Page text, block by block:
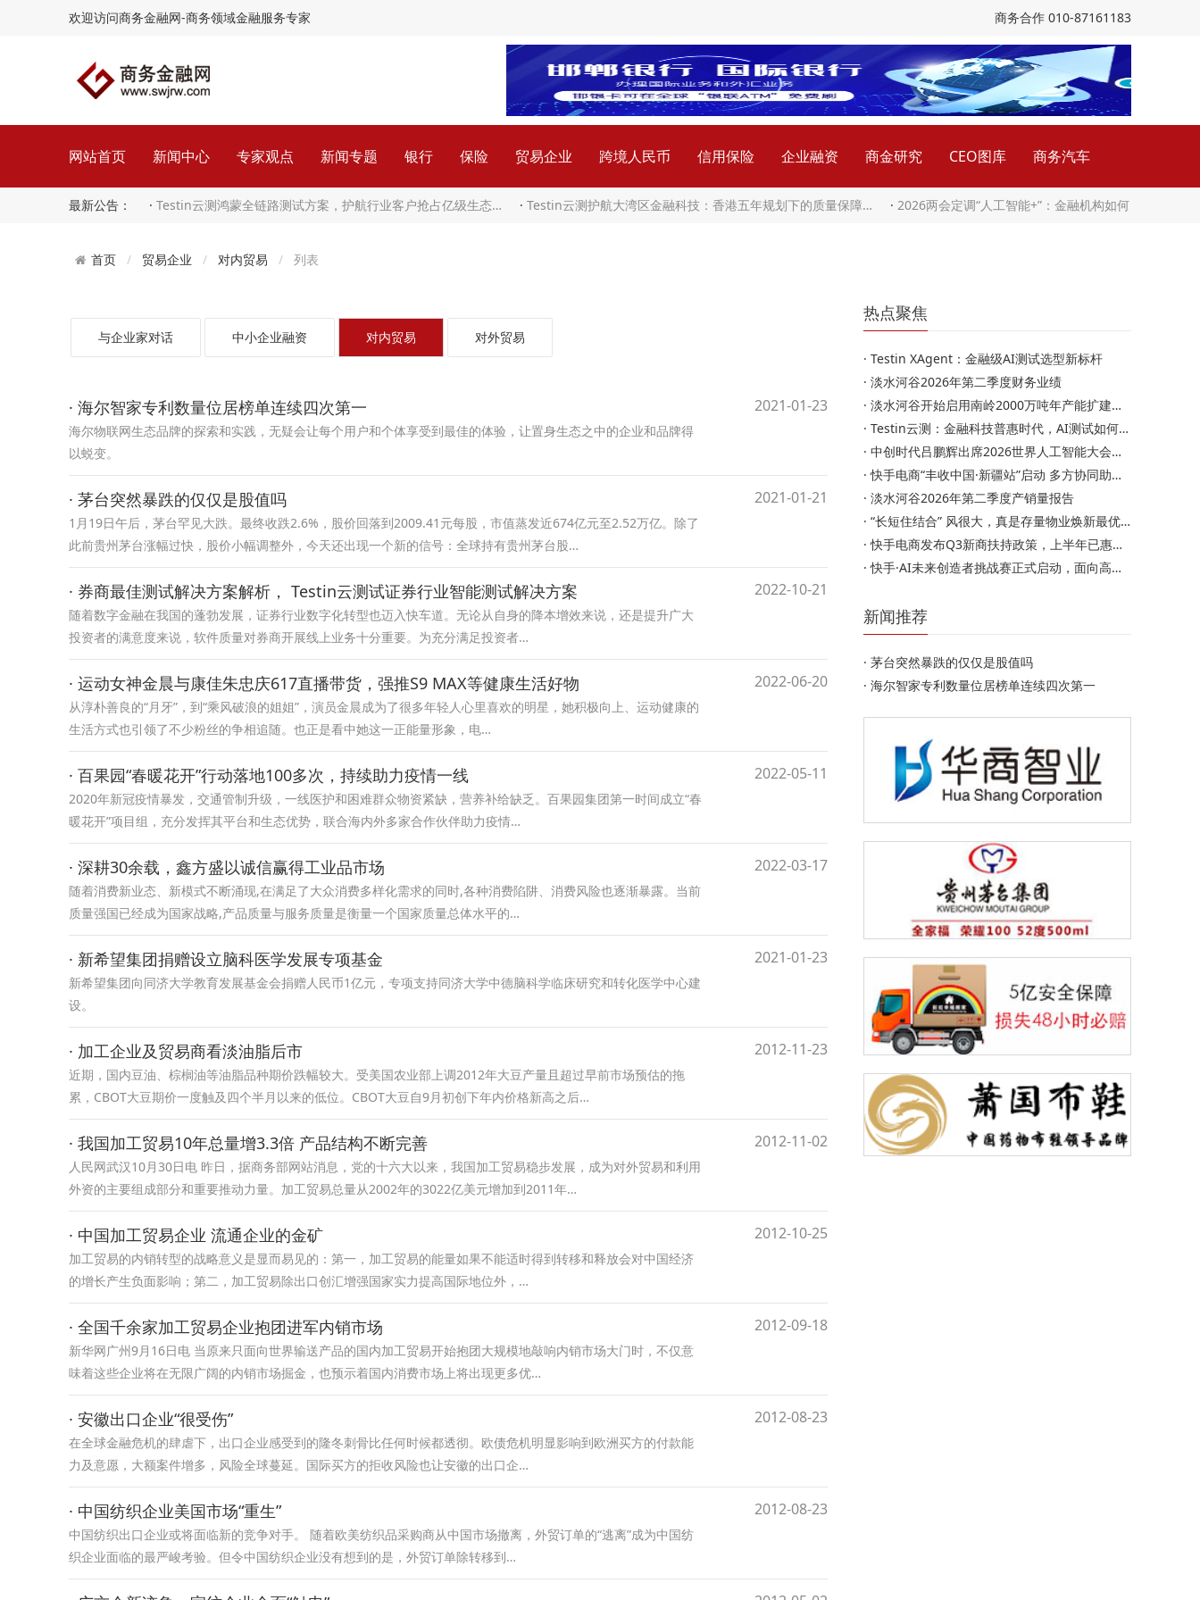
欢迎访问商务金融网-商务领域金融服务专家 商务合作 010-87161183
网站首页 新闻中心 专家观点 新闻专题 银行 保险 贸易企业 跨境人民币 信用保险 企业融资 商金研究 CEO图库 商务汽车
最新公告： · Testin云测鸿蒙全链路测试方案，护航行业客户抢占亿级生态… · Testin云测护航大湾区金融科技：香港五年规划下的质量保障… · 2026两会定调“人工智能+”：金融机构如何
首页 贸易企业 对内贸易 列表
与企业家对话 中小企业融资 对内贸易 对外贸易
2021-01-23
· 海尔智家专利数量位居榜单连续四次第一
海尔物联网生态品牌的探索和实践，无疑会让每个用户和个体享受到最佳的体验，让置身生态之中的企业和品牌得
以蜕变。
2021-01-21
· 茅台突然暴跌的仅仅是股值吗
1月19日午后，茅台罕见大跌。最终收跌2.6%，股价回落到2009.41元每股，市值蒸发近674亿元至2.52万亿。除了
此前贵州茅台涨幅过快，股价小幅调整外，今天还出现一个新的信号：全球持有贵州茅台股…
2022-10-21
· 券商最佳测试解决方案解析， Testin云测试证券行业智能测试解决方案
随着数字金融在我国的蓬勃发展，证券行业数字化转型也迈入快车道。无论从自身的降本增效来说，还是提升广大
投资者的满意度来说，软件质量对券商开展线上业务十分重要。为充分满足投资者…
2022-06-20
· 运动女神金晨与康佳朱忠庆617直播带货，强推S9 MAX等健康生活好物
从淳朴善良的“月牙”，到“乘风破浪的姐姐”，演员金晨成为了很多年轻人心里喜欢的明星，她积极向上、运动健康的
生活方式也引领了不少粉丝的争相追随。也正是看中她这一正能量形象，电…
2022-05-11
· 百果园“春暖花开”行动落地100多次，持续助力疫情一线
2020年新冠疫情暴发，交通管制升级，一线医护和困难群众物资紧缺，营养补给缺乏。百果园集团第一时间成立“春
暖花开”项目组，充分发挥其平台和生态优势，联合海内外多家合作伙伴助力疫情…
2022-03-17
· 深耕30余载，鑫方盛以诚信赢得工业品市场
随着消费新业态、新模式不断涌现,在满足了大众消费多样化需求的同时,各种消费陷阱、消费风险也逐渐暴露。当前
质量强国已经成为国家战略,产品质量与服务质量是衡量一个国家质量总体水平的…
2021-01-23
· 新希望集团捐赠设立脑科医学发展专项基金
新希望集团向同济大学教育发展基金会捐赠人民币1亿元，专项支持同济大学中德脑科学临床研究和转化医学中心建
设。
2012-11-23
· 加工企业及贸易商看淡油脂后市
近期，国内豆油、棕榈油等油脂品种期价跌幅较大。受美国农业部上调2012年大豆产量且超过早前市场预估的拖
累，CBOT大豆期价一度触及四个半月以来的低位。CBOT大豆自9月初创下年内价格新高之后…
2012-11-02
· 我国加工贸易10年总量增3.3倍 产品结构不断完善
人民网武汉10月30日电 昨日，据商务部网站消息，党的十六大以来，我国加工贸易稳步发展，成为对外贸易和利用
外资的主要组成部分和重要推动力量。加工贸易总量从2002年的3022亿美元增加到2011年…
2012-10-25
· 中国加工贸易企业 流通企业的金矿
加工贸易的内销转型的战略意义是显而易见的：第一，加工贸易的能量如果不能适时得到转移和释放会对中国经济
的增长产生负面影响；第二，加工贸易除出口创汇增强国家实力提高国际地位外，…
2012-09-18
· 全国千余家加工贸易企业抱团进军内销市场
新华网广州9月16日电 当原来只面向世界输送产品的国内加工贸易开始抱团大规模地敲响内销市场大门时，不仅意
味着这些企业将在无限广阔的内销市场掘金，也预示着国内消费市场上将出现更多优…
2012-08-23
· 安徽出口企业“很受伤”
在全球金融危机的肆虐下，出口企业感受到的隆冬刺骨比任何时候都透彻。欧债危机明显影响到欧洲买方的付款能
力及意愿，大额案件增多，风险全球蔓延。国际买方的拒收风险也让安徽的出口企…
2012-08-23
· 中国纺织企业美国市场“重生”
中国纺织出口企业或将面临新的竞争对手。 随着欧美纺织品采购商从中国市场撤离，外贸订单的“逃离”成为中国纺
织企业面临的最严峻考验。但令中国纺织企业没有想到的是，外贸订单除转移到…
热点聚焦
· Testin XAgent：金融级AI测试选型新标杆
· 淡水河谷2026年第二季度财务业绩
· 淡水河谷开始启用南岭2000万吨年产能扩建项目
· Testin云测：金融科技普惠时代，AI测试如何成为中小企质量合…
· 中创时代吕鹏辉出席2026世界人工智能大会（WAIC） 擘画中创…
·快手电商“丰收中国·新疆站”启动 多方协同助力新疆特色…
· 淡水河谷2026年第二季度产销量报告
· “长短住结合” 风很大，真是存量物业焕新最优解？
·快手电商发布Q3新商扶持政策，上半年已惠及超百万商家
·快手·AI未来创造者挑战赛正式启动，面向高校青年搭建AI创…
新闻推荐
· 茅台突然暴跌的仅仅是股值吗
· 海尔智家专利数量位居榜单连续四次第一